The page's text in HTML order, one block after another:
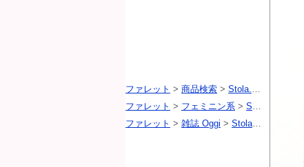
ファレット > 商品検索 > Stola.（ストラ）
ファレット > フェミニン系 > Stola.（ストラ）
ファレット > 雑誌 Oggi > Stola.（ストラ）